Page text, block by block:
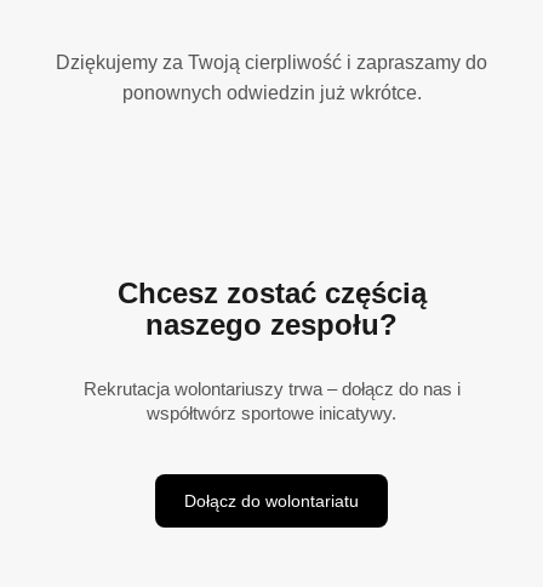
Dziękujemy za Twoją cierpliwość i zapraszamy do
ponownych odwiedzin już wkrótce.
Chcesz zostać częścią
naszego zespołu?
Rekrutacja wolontariuszy trwa – dołącz do nas i
współtwórz sportowe inicatywy.
Dołącz do wolontariatu